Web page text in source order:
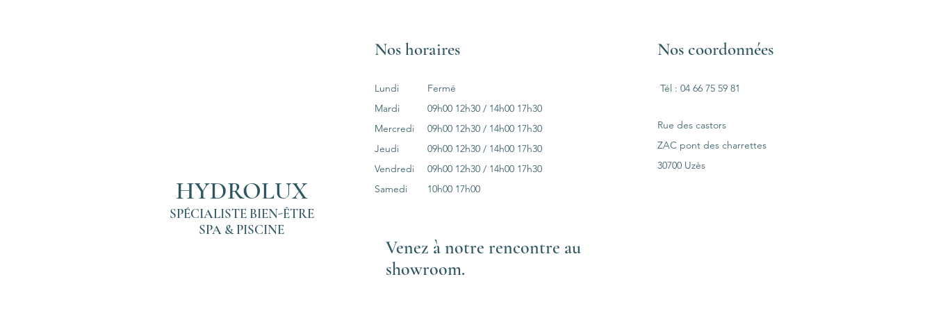
HYDROLUX
SPÉCIALISTE BIEN-ÊTRE
SPA & PISCINE
Nos horaires Nos coordonnées
Lundi
Mardi
Mercredi
Jeudi
Vendredi
Samedi
Fermé
09h00 12h30 / 14h00 17h30
09h00 12h30 / 14h00 17h30
09h00 12h30 / 14h00 17h30
09h00 12h30 / 14h00 17h30
10h00 17h00
Tél : 04 66 75 59 81
Rue des castors
ZAC pont des charrettes
30700 Uzès
Venez à notre rencontre au
showroom.